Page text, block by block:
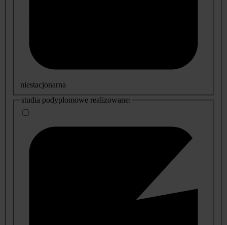
niestacjonarna
studia podyplomowe realizowane: